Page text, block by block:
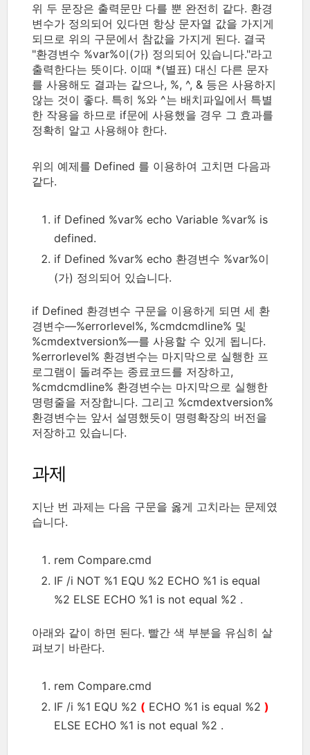
위 두 문장은 출력문만 다를 뿐 완전히 같다. 환경
변수가 정의되어 있다면 항상 문자열 값을 가지게
되므로 위의 구문에서 참값을 가지게 된다. 결국
"환경변수 %var%이(가) 정의되어 있습니다."라고
출력한다는 뜻이다. 이때 *(별표) 대신 다른 문자
를 사용해도 결과는 같으나, %, ^, & 등은 사용하지
않는 것이 좋다. 특히 %와 ^는 배치파일에서 특별
한 작용을 하므로 if문에 사용했을 경우 그 효과를
정확히 알고 사용해야 한다.
위의 예제를 Defined 를 이용하여 고치면 다음과
같다.
if Defined %var% echo Variable %var% is
defined.
if Defined %var% echo 환경변수 %var%이
(가) 정의되어 있습니다.
if Defined 환경변수 구문을 이용하게 되면 세 환
경변수―%errorlevel%, %cmdcmdline% 및
%cmdextversion%―를 사용할 수 있게 됩니다.
%errorlevel% 환경변수는 마지막으로 실행한 프
로그램이 돌려주는 종료코드를 저장하고,
%cmdcmdline% 환경변수는 마지막으로 실행한
명령줄을 저장합니다. 그리고 %cmdextversion%
환경변수는 앞서 설명했듯이 명령확장의 버전을
저장하고 있습니다.
과제
지난 번 과제는 다음 구문을 옳게 고치라는 문제였
습니다.
rem Compare.cmd
IF /i NOT %1 EQU %2 ECHO %1 is equal
%2 ELSE ECHO %1 is not equal %2 .
아래와 같이 하면 된다. 빨간 색 부분을 유심히 살
펴보기 바란다.
rem Compare.cmd
IF /i %1 EQU %2 ( ECHO %1 is equal %2 )
ELSE ECHO %1 is not equal %2 .